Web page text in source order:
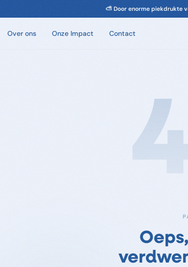
Spa Onderhoud
Filter, leidingen,
topconditie te houden.
Accessoires
Filters & onderdelen
Over ons Onze Impact Contact